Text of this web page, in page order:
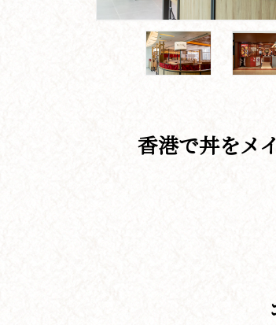
香港で丼をメ